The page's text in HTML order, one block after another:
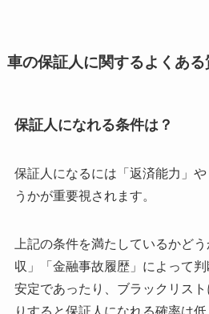
車の保証人に関するよくある
保証人になれる条件は？
保証人になるには「返済能力」
うかが重要視されます。
上記の条件を満たしているかど
収」「金融事故履歴」によって
安定であったり、ブラックリス
りすると保証人になれる確率は